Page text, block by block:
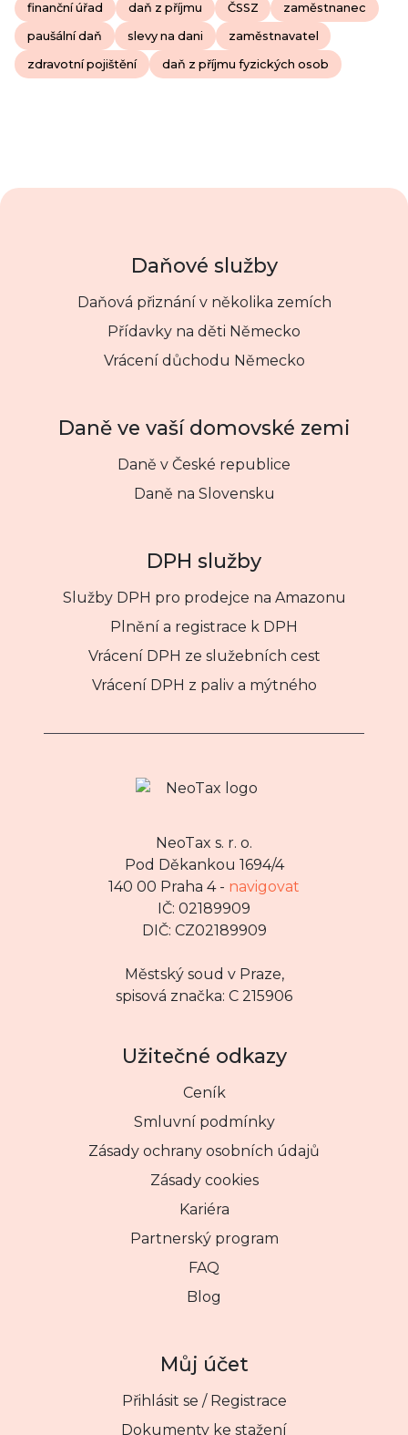
finanční úřad daň z příjmu ČSSZ zaměstnanec
paušální daň slevy na dani zaměstnavatel
zdravotní pojištění daň z příjmu fyzických osob
Daňové služby
Daňová přiznání v několika zemích
Přídavky na děti Německo
Vrácení důchodu Německo
Daně ve vaší domovské zemi
Daně v České republice
Daně na Slovensku
DPH služby
Služby DPH pro prodejce na Amazonu
Plnění a registrace k DPH
Vrácení DPH ze služebních cest
Vrácení DPH z paliv a mýtného
NeoTax s. r. o.
Pod Děkankou 1694/4
140 00 Praha 4 - navigovat
IČ: 02189909
DIČ: CZ02189909
Městský soud v Praze,
spisová značka: C 215906
Užitečné odkazy
Ceník
Smluvní podmínky
Zásady ochrany osobních údajů
Zásady cookies
Kariéra
Partnerský program
FAQ
Blog
Můj účet
Přihlásit se / Registrace
Dokumenty ke stažení